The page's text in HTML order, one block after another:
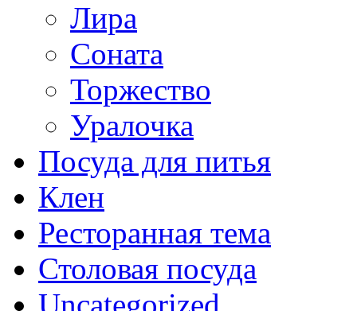
Лира
Соната
Торжество
Уралочка
Посуда для питья
Клен
Ресторанная тема
Столовая посуда